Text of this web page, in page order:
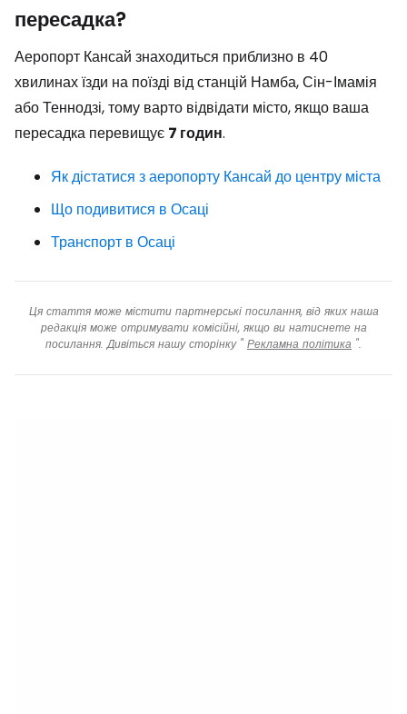
пересадка?
Аеропорт Кансай знаходиться приблизно в 40
хвилинах їзди на поїзді від станцій Намба, Сін-Імамія
або Теннодзі, тому варто відвідати місто, якщо ваша
пересадка перевищує 7 годин.
Як дістатися з аеропорту Кансай до центру міста
Що подивитися в Осаці
Транспорт в Осаці
Ця стаття може містити партнерські посилання, від яких наша
редакція може отримувати комісійні, якщо ви натиснете на
посилання. Дивіться нашу сторінку " Рекламна політика ".